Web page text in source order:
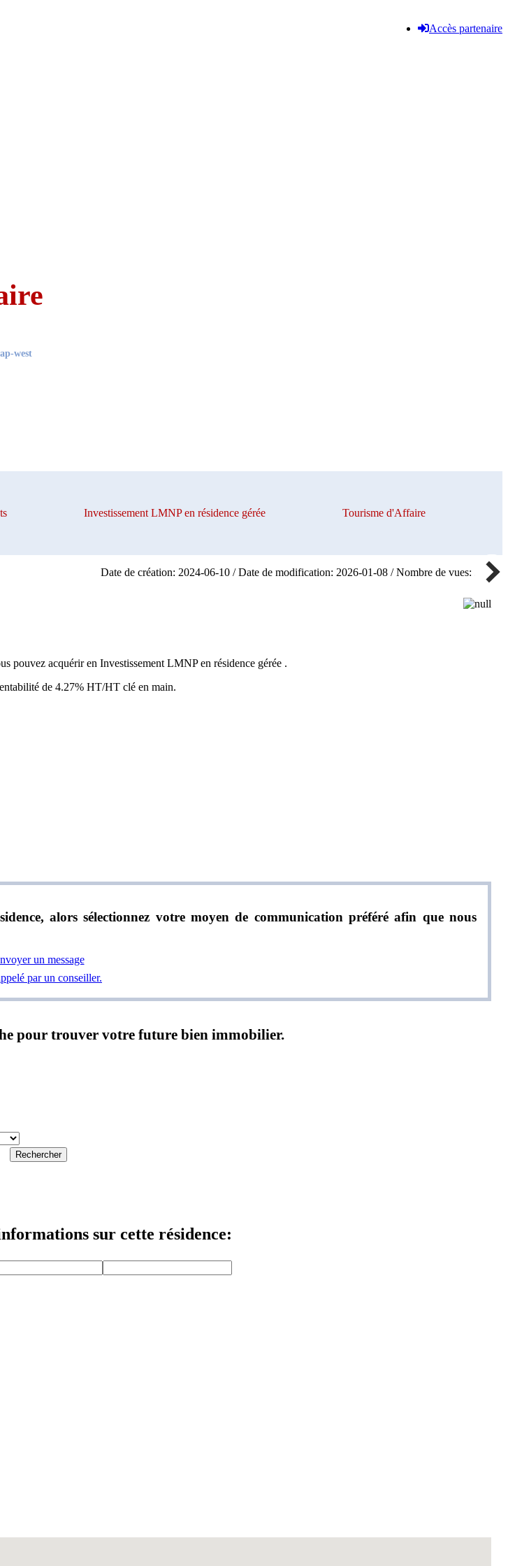
Accès partenaire
west
Investissement LMNP en résidence gérée Tourisme d'Affaire
Date de création: 2024-06-10 / Date de modification: 2026-01-08 / Nombre de vues: 363
pouvez acquérir en Investissement LMNP en résidence gérée .
de 4.27% HT/HT clé en main.
alors sélectionnez votre moyen de communication préféré afin que nous
un message
par un conseiller.
pour trouver votre future bien immobilier.
Rechercher
sur cette résidence: